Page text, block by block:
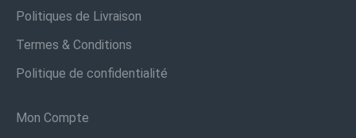
Politiques de Livraison
Termes & Conditions
Politique de confidentialité
Mon Compte